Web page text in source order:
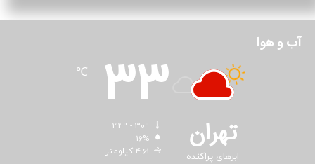
آب و هوا
تهران
ابرهای پراکنده
33
℃
16%
4.61 کیلومتر